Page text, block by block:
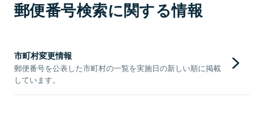
郵便番号検索に関する情報
市町村変更情報
郵便番号を公表した市町村の一覧を実施日の新しい順に掲載
しています。